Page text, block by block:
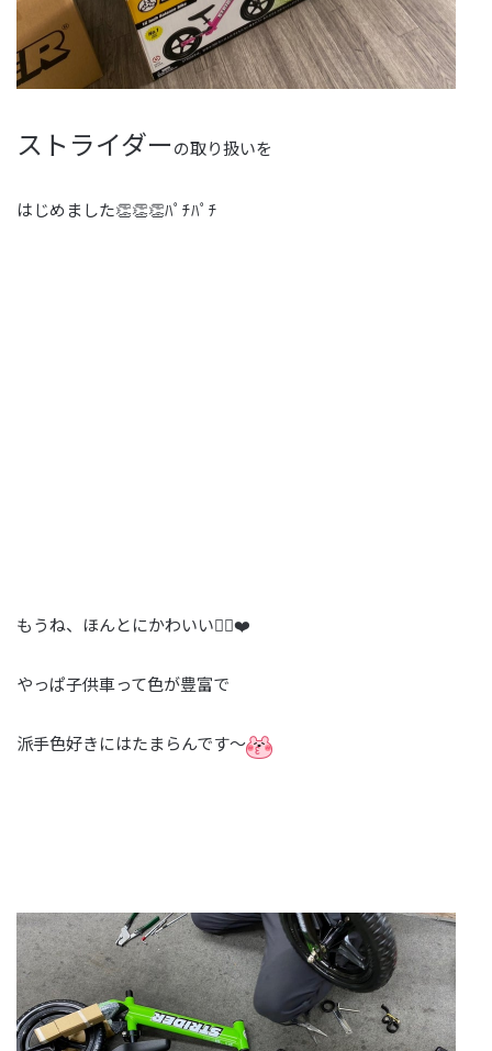
ストライダーの取り扱いを
はじめました👏👏👏ﾊﾟﾁﾊﾟﾁ
もうね、ほんとにかわいい🤦‍♀️❤️
やっぱ子供車って色が豊富で
派手色好きにはたまらんです〜